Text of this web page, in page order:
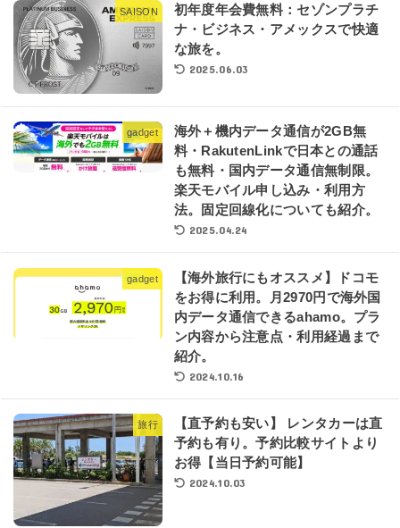
SAISON
初年度年会費無料：セゾンプラチ
ナ・ビジネス・アメックスで快適
な旅を。
2025.06.03
gadget
海外＋機内データ通信が2GB無
料・RakutenLinkで日本との通話
も無料・国内データ通信無制限。
楽天モバイル申し込み・利用方
法。固定回線化についても紹介。
2025.04.24
gadget
【海外旅行にもオススメ】ドコモ
をお得に利用。月2970円で海外国
内データ通信できるahamo。プラ
ン内容から注意点・利用経過まで
紹介。
2024.10.16
旅行
【直予約も安い】 レンタカーは直
予約も有り。予約比較サイトより
お得【当日予約可能】
2024.10.03